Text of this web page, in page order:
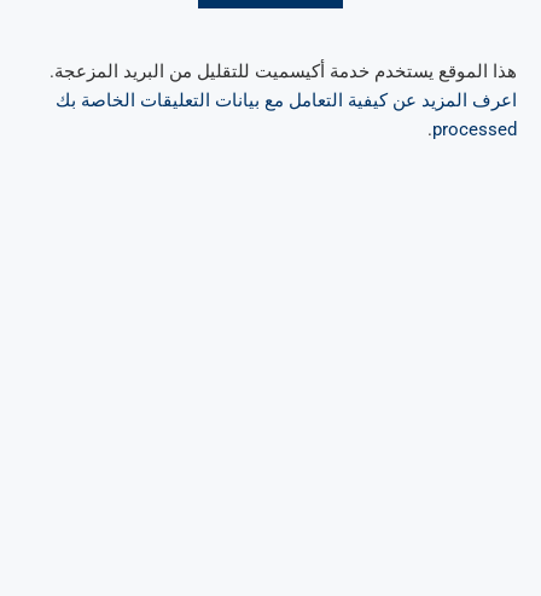
هذا الموقع يستخدم خدمة أكيسميت للتقليل من البريد المزعجة.
اعرف المزيد عن كيفية التعامل مع بيانات التعليقات الخاصة بك
processed
.